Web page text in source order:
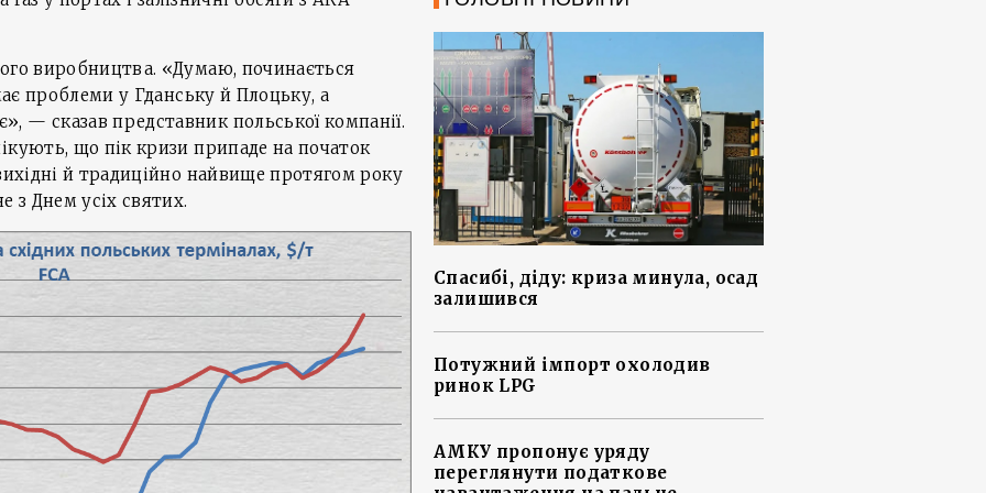
виробництва. «Думаю, починається
проблеми у Гданську й Плоцьку, а
— сказав представник польської компанії.
що пік кризи припаде на початок
й традиційно найвище протягом року
з Днем усіх святих.
Спасибі, діду: криза минула, осад
залишився
Потужний імпорт охолодив
ринок LPG
АМКУ пропонує уряду
переглянути податкове